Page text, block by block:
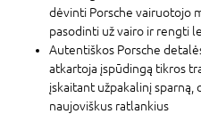
dėvinti Porsche vairuotojo
pasodinti už vairo ir rengti
Autentiškos Porsche
atkartoja įspūdingą tikros
įskaitant užpakalinį
naujoviškus ratlankius